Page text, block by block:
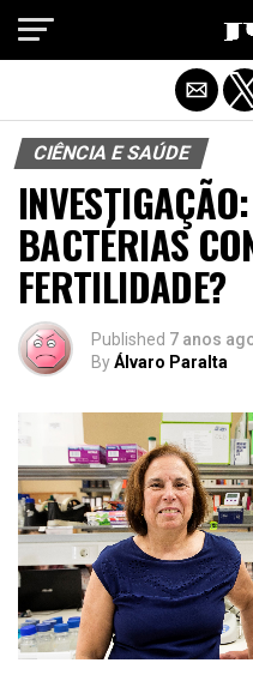
CIÊNCIA E SAÚDE
BACTÉRIAS
FERTILIDADE?
Published 7 anos
ByÁlvaro Paralta
Exit